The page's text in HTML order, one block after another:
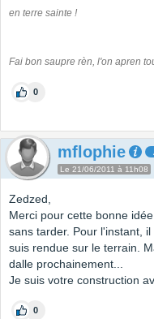
en terre sainte !
Fai bon saupre rèn, l'on apren
0
mflophie
Le 21/06/2011 à 11h08
Zedzed,
Merci pour cette bonne
sans tarder. Pour l'instant,
suis rendue sur le terrain.
dalle prochainement...
Je suis votre construction
0